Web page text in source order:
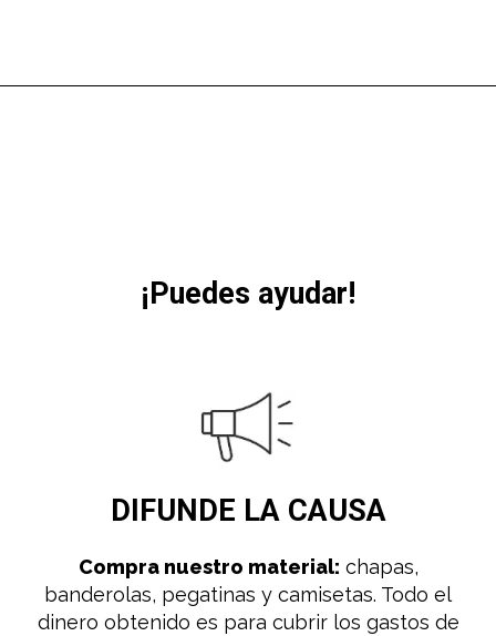
¡Puedes ayudar!
DIFUNDE LA CAUSA
Compra nuestro material: chapas,
banderolas, pegatinas y camisetas. Todo el
dinero obtenido es para cubrir los gastos de